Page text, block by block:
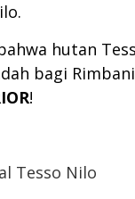
hutan
bagi
!
Tesso Nilo